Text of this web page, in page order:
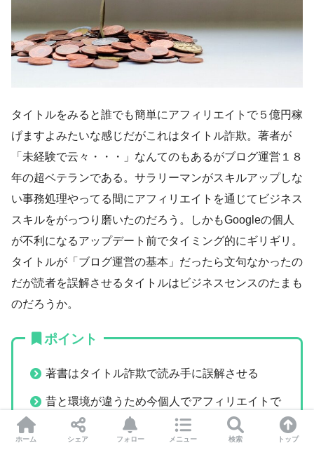
タイトルをみると誰でも簡単にアフィリエイトで５億円稼
げますよみたいな感じだがこれはタイトル詐欺。著者が
「未経験で云々・・・」なんてのもあるがブログ運営１８
年の超ベテランである。サラリーマンがスキルアップしな
い事務処理やってる間にアフィリエイトを通じてビジネス
スキルをがっつり磨いたのだろう。しかもGoogleの個人
が不利になるアップデート前でタイミング的にギリギリ。
タイトルが「ブログ運営の基本」だったら文句なかったの
だが読者を誤解させるタイトルはビジネスセンスのたまも
のだろうか。
ポイント
著書はタイトル詐欺で読み手に誤解させる
昔と環境が違うため今個人でアフィリエイトで
大金を稼ぐのは基本不可能
著者はもともとビジネスセンスがあった
ホーム シェア フォロー メニュー 検索 トップ